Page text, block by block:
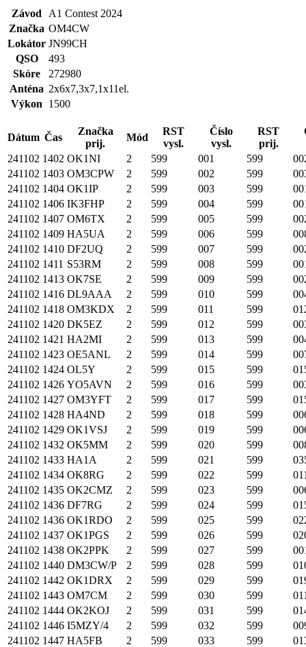
Závod
A1 Contest 2024
Značka OM4CW
Lokátor JN99CH
QSO
493
Skóre
272980
Anténa 2x6x7,3x7,1x11el.
Výkon
1500
Dátum Čas
Značka
prij.
Mód
RST
vysl.
Číslo
vysl.
RST
prij.
241102 1402 OK1NI 2 599 001 599
241102 1403 OM3CPW 2 599 002 599
241102 1404 OK1IP 2 599 003 599
241102 1406 IK3FHP 2 599 004 599
241102 1407 OM6TX 2 599 005 599
241102 1409 HA5UA 2 599 006 599
241102 1410 DF2UQ 2 599 007 599
241102 1411 S53RM 2 599 008 599
241102 1413 OK7SE 2 599 009 599
241102 1416 DL9AAA 2 599 010 599
241102 1418 OM3KDX 2 599 011 599
241102 1420 DK5EZ 2 599 012 599
241102 1421 HA2MI 2 599 013 599
241102 1423 OE5ANL 2 599 014 599
241102 1424 OL5Y 2 599 015 599
241102 1426 YO5AVN 2 599 016 599
241102 1427 OM3YFT 2 599 017 599
241102 1428 HA4ND 2 599 018 599
241102 1429 OK1VSJ 2 599 019 599
241102 1432 OK5MM 2 599 020 599
241102 1433 HA1A 2 599 021 599
241102 1434 OK8RG 2 599 022 599
241102 1435 OK2CMZ 2 599 023 599
241102 1436 DF7RG 2 599 024 599
241102 1436 OK1RDO 2 599 025 599
241102 1437 OK1PGS 2 599 026 599
241102 1438 OK2PPK 2 599 027 599
241102 1440 DM3CW/P 2 599 028 599
241102 1442 OK1DRX 2 599 029 599
241102 1443 OM7CM 2 599 030 599
241102 1444 OK2KOJ 2 599 031 599
241102 1446 I5MZY/4 2 599 032 599
241102 1447 HA5FB 2 599 033 599